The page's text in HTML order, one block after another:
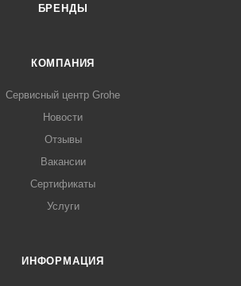
БРЕНДЫ
КОМПАНИЯ
Сервисный центр Grohe
Новости
Отзывы
Вакансии
Сертификаты
Услуги
ИНФОРМАЦИЯ